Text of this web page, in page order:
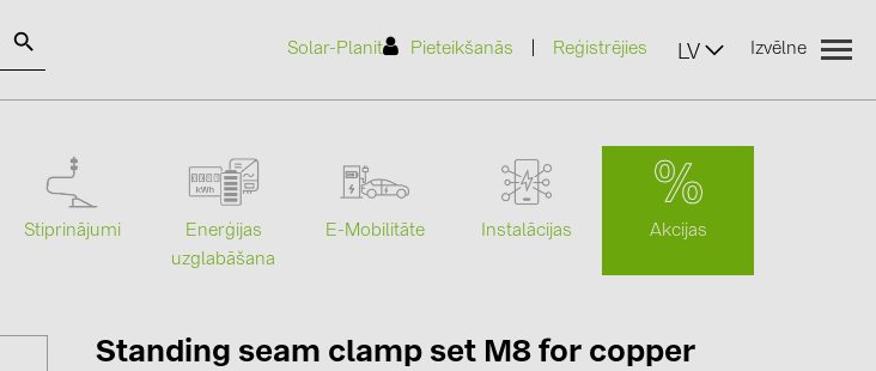
Solar-Planit Pieteikšanās Reģistrējies LV Izvēlne
Ražotāji
ABB (21)
BAKS (51)
Stiprinājumi
Enerģijas
uzglabāšana
E-Mobilitāte Instalācijas Akcijas
Standing seam clamp set M8 for copper